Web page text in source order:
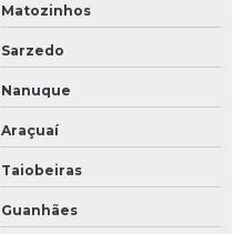
Matozinhos
Sarzedo
Nanuque
Araçuaí
Taiobeiras
Guanhães